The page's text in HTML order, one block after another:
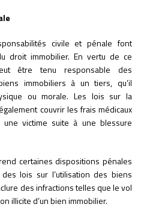
civile et pénale font
droit immobilier. En vertu de ce
être tenu responsable des
immobiliers à un tiers, qu’il
ou morale. Les lois sur la
couvrir les frais médicaux
victime suite à une blessure
certaines dispositions pénales
lois sur l’utilisation des biens
des infractions telles que le vol
illicite d’un bien immobilier.